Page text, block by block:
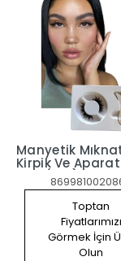
Manyetik
Kirpik Ve Aparat
Seti (001)
Toptan
Fiyatlarımızı
Görmek İçin
Olun